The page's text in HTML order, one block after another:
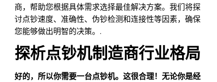
商，帮助您根据具体需求选择最佳解决方案。我们将探
讨点钞速度、准确性、伪钞检测和连接性等因素，确保
您能够做出明智的决策。.
探析点钞机制造商行业格局
好的，所以你需要一台点钞机。这很合理！无论你是经